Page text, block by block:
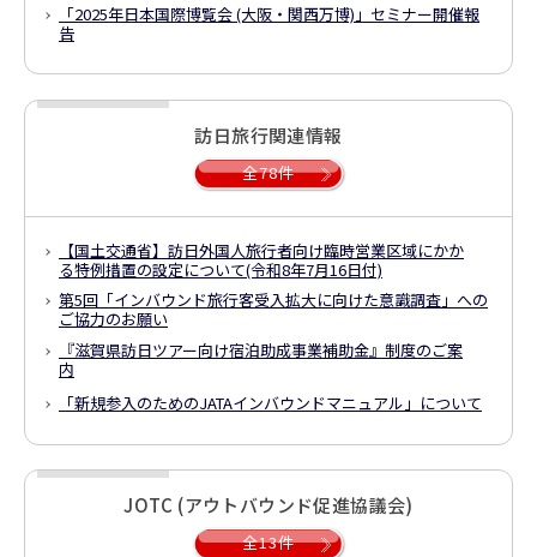
「2025年日本国際博覧会 (大阪・関西万博)」 セミナー開催報
告
訪日旅行関連情報
全78件
【国土交通省】 訪日外国人旅行者向け臨時営業区域にかか
る特例措置の設定について(令和8年7月16日付)
第5回「インバウンド旅行客受入拡大に向けた意識調査」への
ご協力のお願い
『滋賀県訪日ツアー向け宿泊助成事業補助金』制度のご案
内
「新規参入のためのJATAインバウンドマニュアル」について
JOTC (アウトバウンド促進協議会)
全13件